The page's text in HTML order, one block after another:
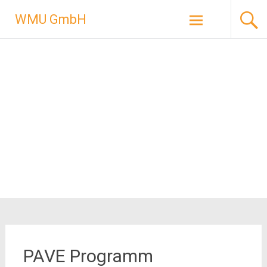
Inhalt
springen
WMU GmbH
PAVE Programm